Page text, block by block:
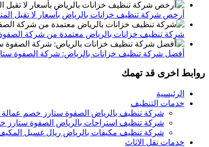
أرخص شركة تنظيف خزانات بالرياض بأسعار لا تقبل
شركة تنظيف خزانات بالرياض معتمدة من شركة
أفضل شركة تنظيف خزانات بالرياض: شركة الصفوة
روابط اخرى قد تهمك
الرئيسية
خدمات التنظيف
شركة تنظيف بالرياض الصفوة ستارز خصم
شركة تنظيف استراحات بالرياض الصفوة ستارز
شركة تنظيف مكيفات بالرياض ريال غسيل المكيف
خدمات نقل الاثاث